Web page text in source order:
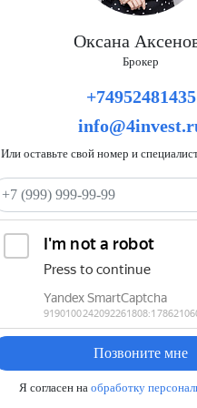
Оксана
Брокер
+74952481435
Или оставьте свой номер и
Позвоните мне
Я согласен на обработку